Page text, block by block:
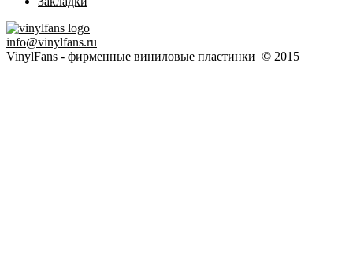
info@vinylfans.ru
VinylFans - фирменные виниловые пластинки © 2015